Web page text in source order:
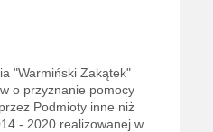
"Warmiński Zakątek"
o przyznanie pomocy
Podmioty inne niż
- 2020 realizowanej w